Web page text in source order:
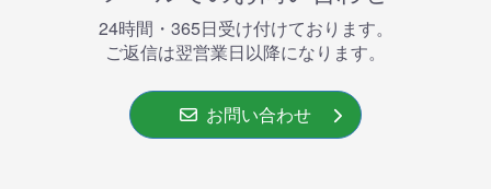
24時間・365⽇受け付けております。
ご返信は翌営業⽇以降になります。
お問い合わせ